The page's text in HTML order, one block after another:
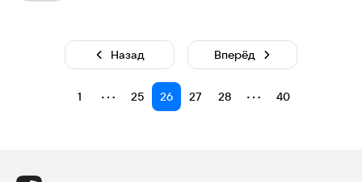
Назад
1 ⋯ 25 26 27 28 ⋯ 40
Вперёд